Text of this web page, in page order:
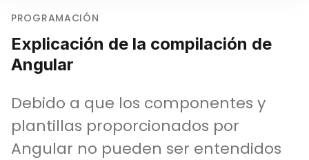
PROGRAMACIÓN
Explicación de la compilación de
Angular
Debido a que los componentes y
plantillas proporcionados por
Angular no pueden ser entendidos